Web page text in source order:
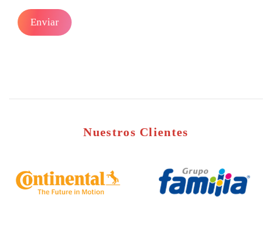
Enviar
Nuestros Clientes